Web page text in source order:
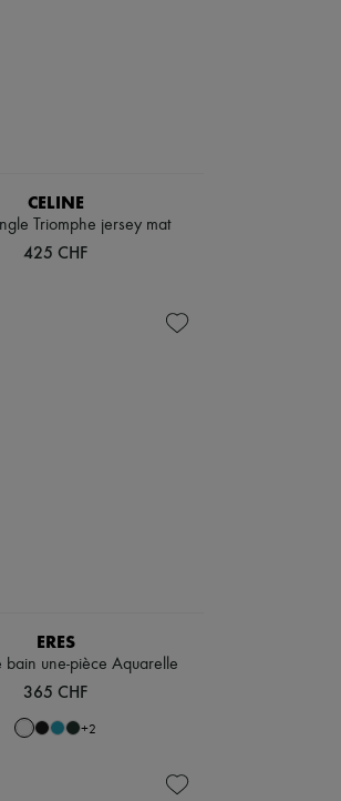
CELINE
Triomphe jersey mat
425 CHF
ERES
bain une-pièce Aquarelle
365 CHF
+2